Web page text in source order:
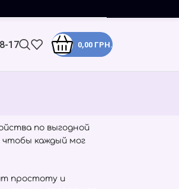
17 0,00 ГРН.
по выгодной
чтобы каждый мог
простоту и